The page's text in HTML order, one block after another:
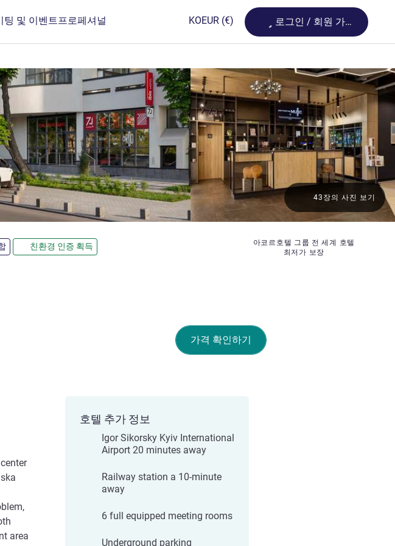
팅 및 이벤트 프로페셔널 KOEUR (€) Loading...
로그인 / 회원 가입
친환경 인증 획득
아코르호텔 그룹 전 세계 호텔
최저가 보장
43장의 사진 보기
가격 확인하기
area
호텔 추가 정보
Igor Sikorsky Kyiv International
Airport 20 minutes away
Railway station a 10-minute
away
6 full equipped meeting rooms
Underground parking